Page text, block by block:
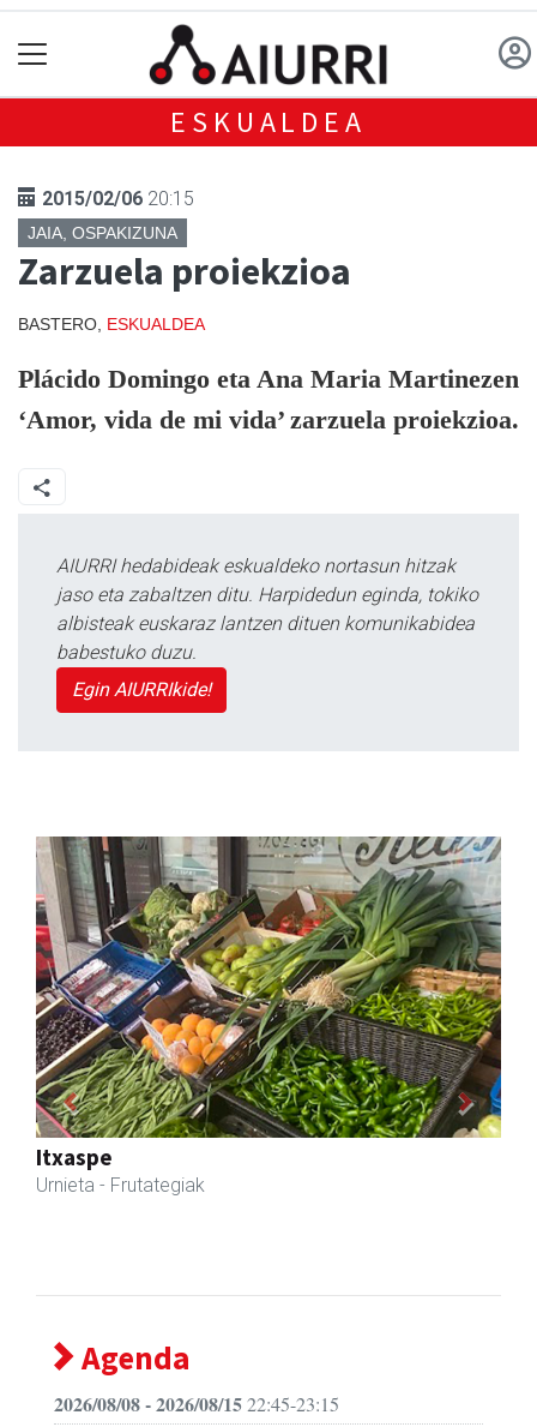
ESKUALDEA
2015/02/06 20:15
JAIA, OSPAKIZUNA
Zarzuela proiekzioa
BASTERO, ESKUALDEA
Plácido Domingo eta Ana Maria Martinezen
‘Amor, vida de mi vida’ zarzuela proiekzioa.
AIURRI hedabideak eskualdeko nortasun hitzak
jaso eta zabaltzen ditu. Harpidedun eginda, tokiko
albisteak euskaraz lantzen dituen komunikabidea
babestuko duzu.
Egin AIURRIkide!
Andoain
Previous Next
Agenda
2026/08/08 - 2026/08/1522:45-23:15